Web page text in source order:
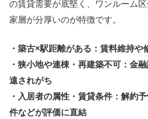
の賃貸需要が底堅く、ワンルーム
家層が分厚いのが特徴です。
・築古×駅距離がある：賃料維持
・狭小地や連棟・再建築不可：金
遠されがち
・入居者の属性・賃貸条件：解約
件などが評価に直結